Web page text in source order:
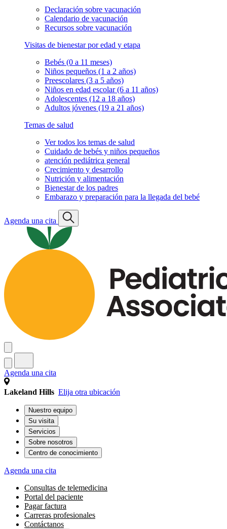
Declaración sobre vacunación
Calendario de vacunación
Recursos sobre vacunación
Visitas de bienestar por edad y etapa
Bebés (0 a 11 meses)
Niños pequeños (1 a 2 años)
Preescolares (3 a 5 años)
Niños en edad escolar (6 a 11 años)
Adolescentes (12 a 18 años)
Adultos jóvenes (19 a 21 años)
Temas de salud
Ver todos los temas de salud
Cuidado de bebés y niños pequeños
atención pediátrica general
Crecimiento y desarrollo
Nutrición y alimentación
Bienestar de los padres
Embarazo y preparación para la llegada del bebé
Agenda una cita
Agenda una cita
Lakeland Hills Elija otra ubicación
Nuestro equipo
Su visita
Servicios
Sobre nosotros
Centro de conocimiento
Agenda una cita
Consultas de telemedicina
Portal del paciente
Pagar factura
Carreras profesionales
Contáctanos